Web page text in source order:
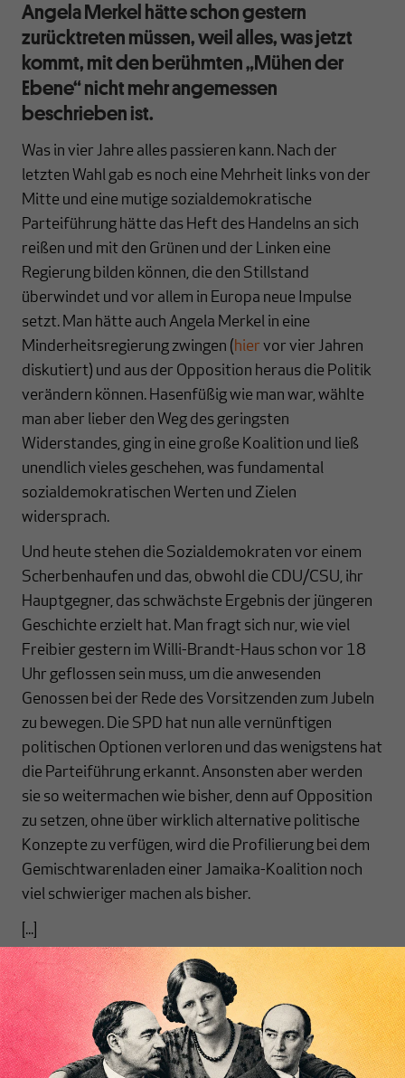
Angela Merkel hätte schon gestern
zurücktreten müssen, weil alles, was jetzt
kommt, mit den berühmten „Mühen der
Ebene“ nicht mehr angemessen
beschrieben ist.
Was in vier Jahre alles passieren kann. Nach der
letzten Wahl gab es noch eine Mehrheit links von der
Mitte und eine mutige sozialdemokratische
Parteiführung hätte das Heft des Handelns an sich
reißen und mit den Grünen und der Linken eine
Regierung bilden können, die den Stillstand
überwindet und vor allem in Europa neue Impulse
setzt. Man hätte auch Angela Merkel in eine
Minderheitsregierung zwingen (hier vor vier Jahren
diskutiert) und aus der Opposition heraus die Politik
verändern können. Hasenfüßig wie man war, wählte
man aber lieber den Weg des geringsten
Widerstandes, ging in eine große Koalition und ließ
unendlich vieles geschehen, was fundamental
sozialdemokratischen Werten und Zielen
widersprach.
Und heute stehen die Sozialdemokraten vor einem
Scherbenhaufen und das, obwohl die CDU/CSU, ihr
Hauptgegner, das schwächste Ergebnis der jüngeren
Geschichte erzielt hat. Man fragt sich nur, wie viel
Freibier gestern im Willi-Brandt-Haus schon vor 18
Uhr geflossen sein muss, um die anwesenden
Genossen bei der Rede des Vorsitzenden zum Jubeln
zu bewegen. Die SPD hat nun alle vernünftigen
politischen Optionen verloren und das wenigstens hat
die Parteiführung erkannt. Ansonsten aber werden
sie so weitermachen wie bisher, denn auf Opposition
zu setzen, ohne über wirklich alternative politische
Konzepte zu verfügen, wird die Profilierung bei dem
Gemischtwarenladen einer Jamaika-Koalition noch
viel schwieriger machen als bisher.
[...]
Nichts schreibt sich